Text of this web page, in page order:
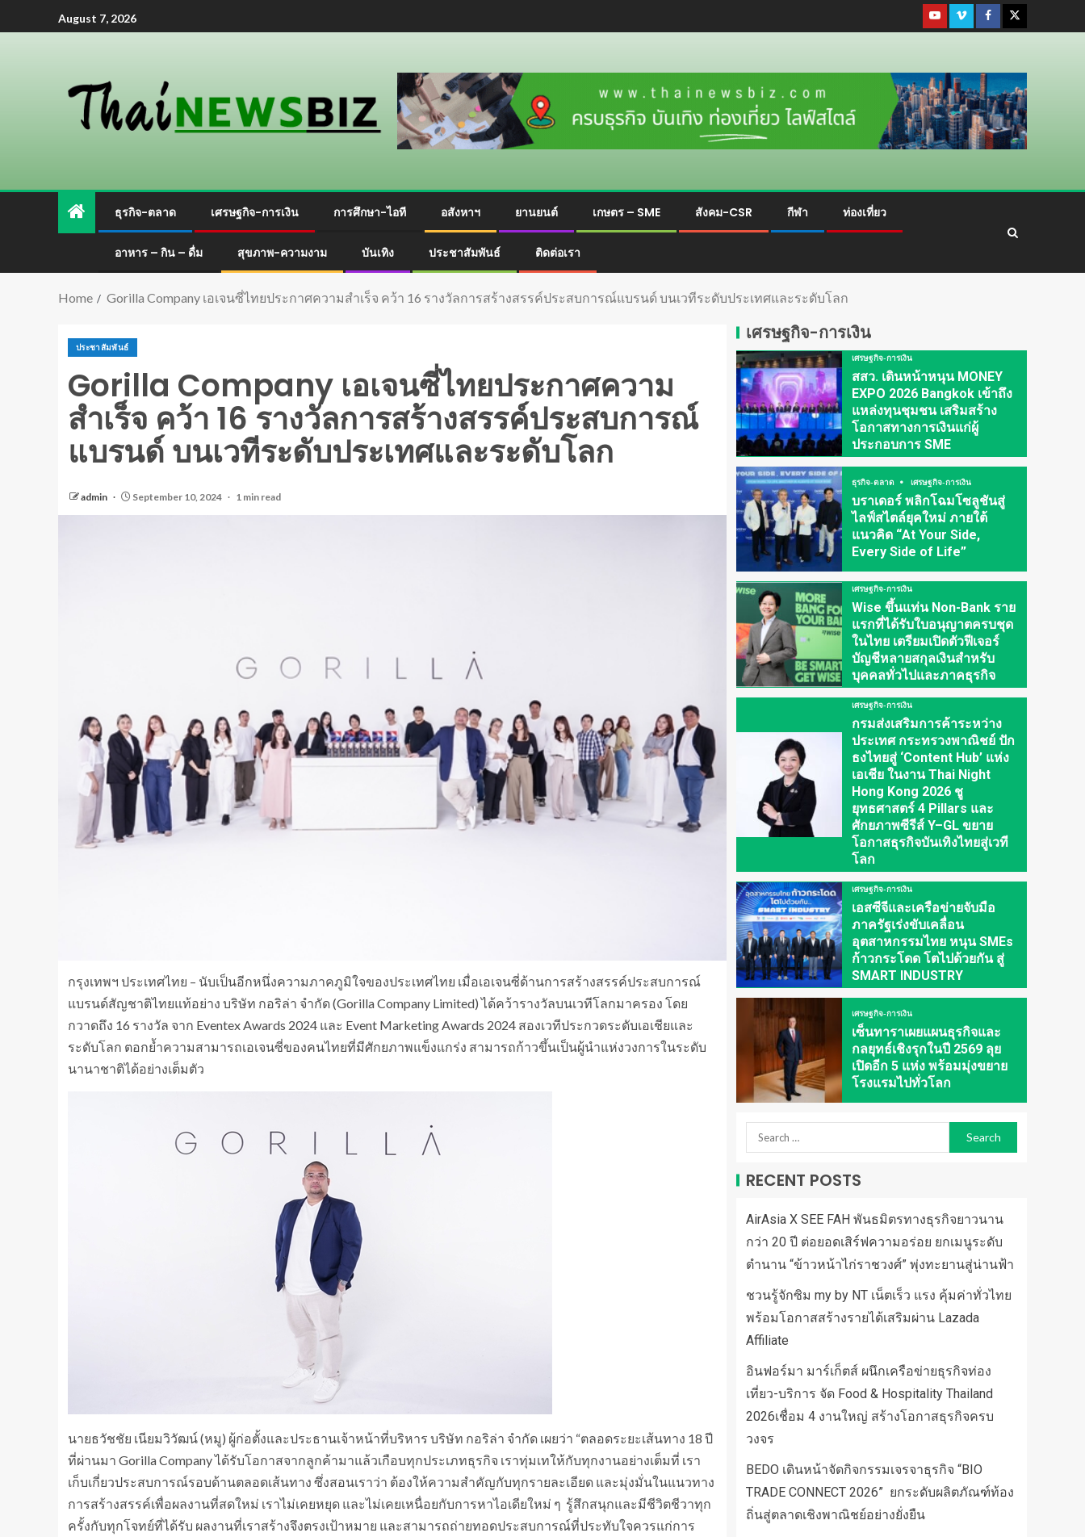
August 7, 2026
ธุรกิจ-ตลาด เศรษฐกิจ-การเงิน การศึกษา-ไอที อสังหาฯ ยานยนต์ เกษตร – SME สังคม-CSR กีฬา ท่องเที่ยว
อาหาร – กิน – ดื่ม สุขภาพ-ความงาม บันเทิง ประชาสัมพันธ์ ติดต่อเรา
Home Gorilla Company เอเจนซี่ไทยประกาศความสำเร็จ คว้า 16 รางวัลการสร้างสรรค์ประสบการณ์แบรนด์ บนเวทีระดับประเทศและระดับโลก
ประชาสัมพันธ์
Gorilla Company เอเจนซี่ไทยประกาศความ
สำเร็จ คว้า 16 รางวัลการสร้างสรรค์ประสบการณ์
แบรนด์ บนเวทีระดับประเทศและระดับโลก
admin September 10, 2024 1 min read
กรุงเทพฯ ประเทศไทย – นับเป็นอีกหนึ่งความภาคภูมิใจของประเทศไทย เมื่อเอเจนซี่ด้านการสร้างสรรค์ประสบการณ์
แบรนด์สัญชาติไทยแท้อย่าง บริษัท กอริล่า จำกัด (Gorilla Company Limited) ได้คว้ารางวัลบนเวทีโลกมาครอง โดย
กวาดถึง 16 รางวัล จาก Eventex Awards 2024 และ Event Marketing Awards 2024 สองเวทีประกวดระดับเอเชียและ
ระดับโลก ตอกย้ำความสามารถเอเจนซี่ของคนไทยที่มีศักยภาพแข็งแกร่ง สามารถก้าวขึ้นเป็นผู้นำแห่งวงการในระดับ
นานาชาติได้อย่างเต็มตัว
นายธวัชชัย เนียมวิวัฒน์ (หมู) ผู้ก่อตั้งและประธานเจ้าหน้าที่บริหาร บริษัท กอริล่า จำกัด เผยว่า “ตลอดระยะเส้นทาง 18 ปี
ที่ผ่านมา Gorilla Company ได้รับโอกาสจากลูกค้ามาแล้วเกือบทุกประเภทธุรกิจ เราทุ่มเทให้กับทุกงานอย่างเต็มที่ เรา
เก็บเกี่ยวประสบการณ์รอบด้านตลอดเส้นทาง ซึ่งสอนเราว่า ต้องให้ความสำคัญกับทุกรายละเอียด และมุ่งมั่นในแนวทาง
การสร้างสรรค์เพื่อผลงานที่สดใหม่ เราไม่เคยหยุด และไม่เคยเหนื่อยกับการหาไอเดียใหม่ ๆ รู้สึกสนุกและมีชีวิตชีวาทุก
ครั้งกับทุกโจทย์ที่ได้รับ ผลงานที่เราสร้างจึงตรงเป้าหมาย และสามารถถ่ายทอดประสบการณ์ที่ประทับใจควรแก่การ
เศรษฐกิจ-การเงิน
เศรษฐกิจ-การเงิน
สสว. เดินหน้าหนุน MONEY
EXPO 2026 Bangkok เข้าถึง
แหล่งทุนชุมชน เสริมสร้าง
โอกาสทางการเงินแก่ผู้
ประกอบการ SME
ธุรกิจ-ตลาด เศรษฐกิจ-การเงิน
บราเดอร์ พลิกโฉมโซลูชันสู่
ไลฟ์สไตล์ยุคใหม่ ภายใต้
แนวคิด “At Your Side,
Every Side of Life”
เศรษฐกิจ-การเงิน
Wise ขึ้นแท่น Non-Bank ราย
แรกที่ได้รับใบอนุญาตครบชุด
ในไทย เตรียมเปิดตัวฟีเจอร์
บัญชีหลายสกุลเงินสำหรับ
บุคคลทั่วไปและภาคธุรกิจ
เศรษฐกิจ-การเงิน
กรมส่งเสริมการค้าระหว่าง
ประเทศ กระทรวงพาณิชย์ ปัก
ธงไทยสู่ ‘Content Hub’ แห่ง
เอเชีย ในงาน Thai Night
Hong Kong 2026 ชู
ยุทธศาสตร์ 4 Pillars และ
ศักยภาพซีรีส์ Y–GL ขยาย
โอกาสธุรกิจบันเทิงไทยสู่เวที
โลก
เศรษฐกิจ-การเงิน
เอสซีจีและเครือข่ายจับมือ
ภาครัฐเร่งขับเคลื่อน
อุตสาหกรรมไทย หนุน SMEs
ก้าวกระโดด โตไปด้วยกัน สู่
SMART INDUSTRY
เศรษฐกิจ-การเงิน
เซ็นทาราเผยแผนธุรกิจและ
กลยุทธ์เชิงรุกในปี 2569 ลุย
เปิดอีก 5 แห่ง พร้อมมุ่งขยาย
โรงแรมไปทั่วโลก
RECENT POSTS
AirAsia X SEE FAH พันธมิตรทางธุรกิจยาวนาน
กว่า 20 ปี ต่อยอดเสิร์ฟความอร่อย ยกเมนูระดับ
ตำนาน “ข้าวหน้าไก่ราชวงศ์” พุ่งทะยานสู่น่านฟ้า
ชวนรู้จักซิม my by NT เน็ตเร็ว แรง คุ้มค่าทั่วไทย
พร้อมโอกาสสร้างรายได้เสริมผ่าน Lazada
Affiliate
อินฟอร์มา มาร์เก็ตส์ ผนึกเครือข่ายธุรกิจท่อง
เที่ยว-บริการ จัด Food & Hospitality Thailand
2026เชื่อม 4 งานใหญ่ สร้างโอกาสธุรกิจครบ
วงจร
BEDO เดินหน้าจัดกิจกรรมเจรจาธุรกิจ “BIO
TRADE CONNECT 2026” ยกระดับผลิตภัณฑ์ท้อง
ถิ่นสู่ตลาดเชิงพาณิชย์อย่างยั่งยืน